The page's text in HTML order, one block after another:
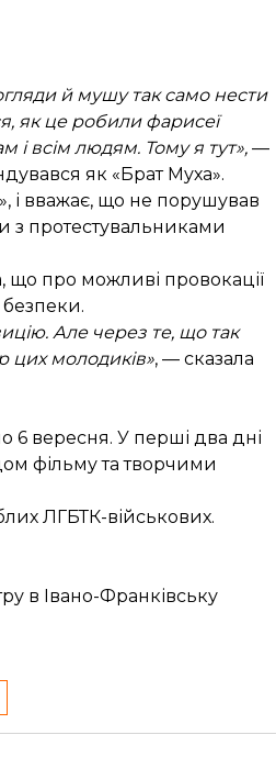
й мушу так само нести
як це робили фарисеї
і всім людям. Тому я тут», —
як «Брат Муха».
і вважає, що не порушував
з протестувальниками
що про можливі провокації
безпеки.
Але через те, що так
цих молодиків», — сказала
6 вересня. У перші два дні
фільму та творчими
ЛГБТК-військових.
в Івано-Франківську